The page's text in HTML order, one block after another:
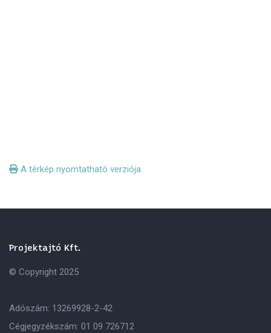
A térkép nyomtatható verziója.
Projektajtó Kft.
© Copyright 2025
Adószám: 13269928-2-42
Cégjegyzékszám: 01 09 726712